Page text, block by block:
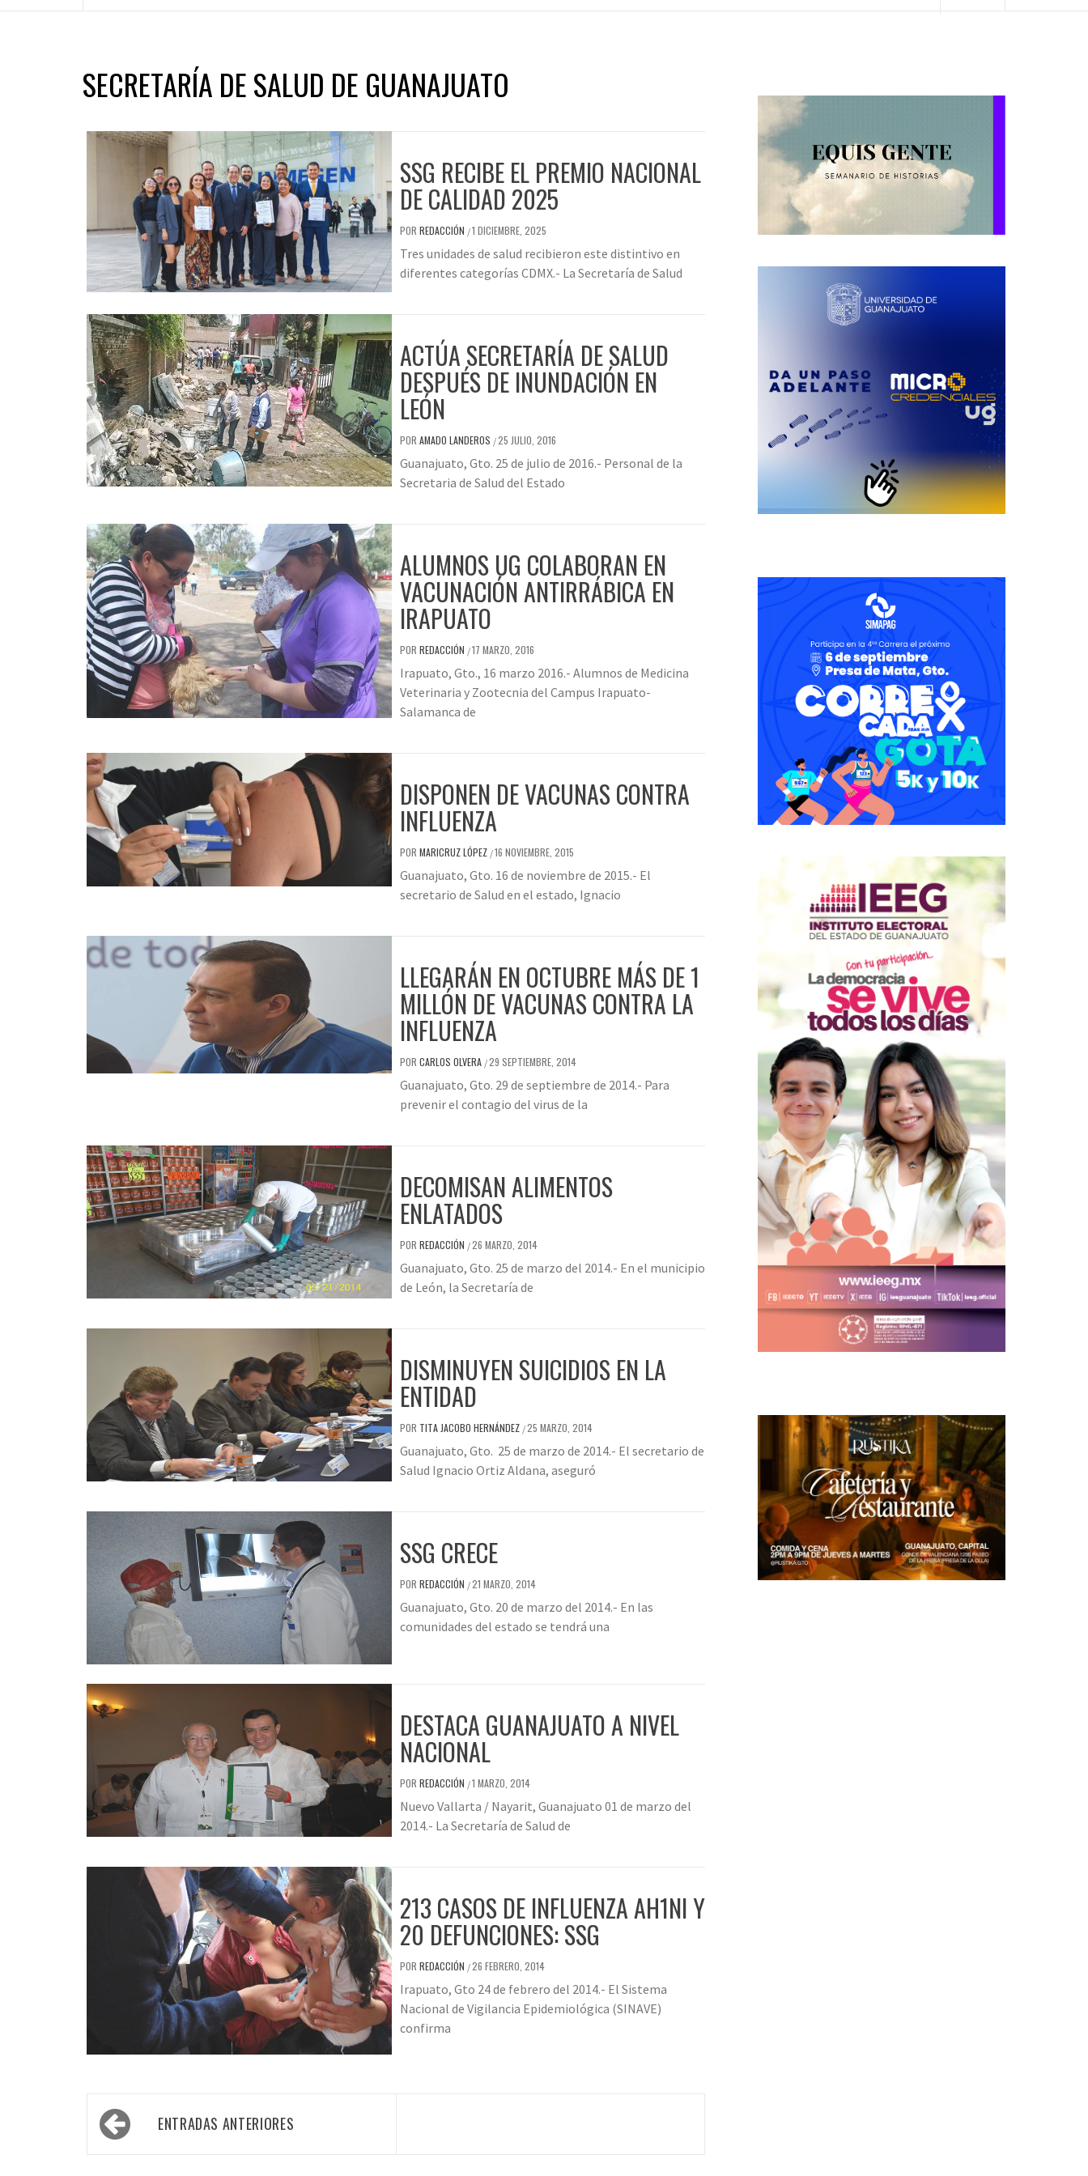
SECRETARÍA DE SALUD DE GUANAJUATO
SSG RECIBE EL PREMIO NACIONAL
DE CALIDAD 2025
POR REDACCIÓN /1 DICIEMBRE, 2025
Tres unidades de salud recibieron este distintivo en
diferentes categorías CDMX.- La Secretaría de Salud
ACTÚA SECRETARÍA DE SALUD
DESPUÉS DE INUNDACIÓN EN
LEÓN
POR AMADO LANDEROS /25 JULIO, 2016
Guanajuato, Gto. 25 de julio de 2016.- Personal de la
Secretaria de Salud del Estado
ALUMNOS UG COLABORAN EN
VACUNACIÓN ANTIRRÁBICA EN
IRAPUATO
POR REDACCIÓN /17 MARZO, 2016
Irapuato, Gto., 16 marzo 2016.- Alumnos de Medicina
Veterinaria y Zootecnia del Campus Irapuato-
Salamanca de
DISPONEN DE VACUNAS CONTRA
INFLUENZA
POR MARICRUZ LÓPEZ /16 NOVIEMBRE, 2015
Guanajuato, Gto. 16 de noviembre de 2015.- El
secretario de Salud en el estado, Ignacio
LLEGARÁN EN OCTUBRE MÁS DE 1
MILLÓN DE VACUNAS CONTRA LA
INFLUENZA
POR CARLOS OLVERA /29 SEPTIEMBRE, 2014
Guanajuato, Gto. 29 de septiembre de 2014.- Para
prevenir el contagio del virus de la
DECOMISAN ALIMENTOS
ENLATADOS
POR REDACCIÓN /26 MARZO, 2014
Guanajuato, Gto. 25 de marzo del 2014.- En el municipio
de León, la Secretaría de
DISMINUYEN SUICIDIOS EN LA
ENTIDAD
POR TITA JACOBO HERNÁNDEZ /25 MARZO, 2014
Guanajuato, Gto. 25 de marzo de 2014.- El secretario de
Salud Ignacio Ortiz Aldana, aseguró
SSG CRECE
POR REDACCIÓN /21 MARZO, 2014
Guanajuato, Gto. 20 de marzo del 2014.- En las
comunidades del estado se tendrá una
DESTACA GUANAJUATO A NIVEL
NACIONAL
POR REDACCIÓN /1 MARZO, 2014
Nuevo Vallarta / Nayarit, Guanajuato 01 de marzo del
2014.- La Secretaría de Salud de
213 CASOS DE INFLUENZA AH1NI Y
20 DEFUNCIONES: SSG
POR REDACCIÓN /26 FEBRERO, 2014
Irapuato, Gto 24 de febrero del 2014.- El Sistema
Nacional de Vigilancia Epidemiológica (SINAVE)
confirma
Navegación
de ENTRADAS ANTERIORES